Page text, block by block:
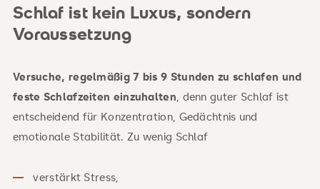
Schlaf ist kein Luxus, sondern
Voraussetzung
Versuche, regelmäßig 7 bis 9 Stunden zu schlafen und
feste Schlafzeiten einzuhalten , denn guter Schlaf ist
entscheidend für Konzentration, Gedächtnis und
emotionale Stabilität. Zu wenig Schlaf
verstärkt Stress,